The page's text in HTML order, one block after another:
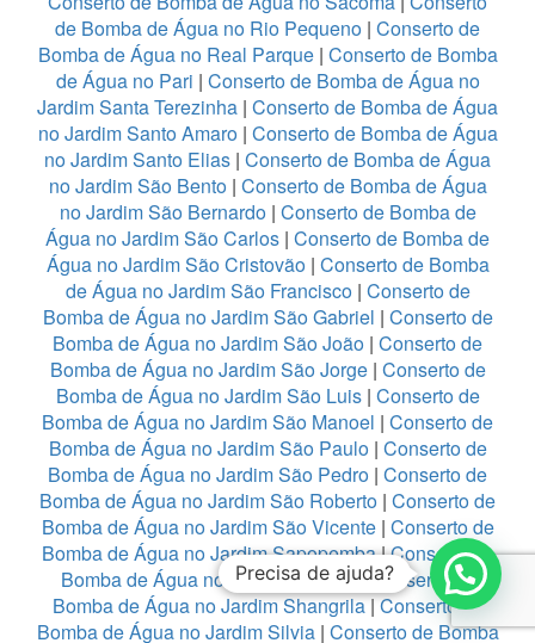
de Bomba de Água no Rio Pequeno | Conserto de
Bomba de Água no Real Parque| Conserto de Bomba
de Água no Pari | Conserto de Bomba de Água no
Jardim Santa Terezinha | Conserto de Bomba de Água
no Jardim Santo Amaro| Conserto de Bomba de Água
no Jardim Santo Elias | Conserto de Bomba de Água
no Jardim São Bento| Conserto de Bomba de Água
no Jardim São Bernardo| Conserto de Bomba de
Água no Jardim São Carlos | Conserto de Bomba de
Água no Jardim São Cristovão| Conserto de Bomba
de Água no Jardim São Francisco| Conserto de
Bomba de Água no Jardim São Gabriel | Conserto de
Bomba de Água no Jardim São João | Conserto de
Bomba de Água no Jardim São Jorge| Conserto de
Bomba de Água no Jardim São Luis| Conserto de
Bomba de Água no Jardim São Manoel | Conserto de
Bomba de Água no Jardim São Paulo| Conserto de
Bomba de Água no Jardim São Pedro | Conserto de
Bomba de Água no Jardim São Roberto | Conserto de
Bomba de Água no Jardim São Vicente| Conserto de
Bomba de Água no Jardim Sapopemba|Conserto de
Bomba de Água no Jardim Satelite|Conserto de
Bomba de Água no Jardim Shangrila|Conserto de
Bomba de Água no Jardim Silvia| Conserto de Bomba
Precisa de ajuda?